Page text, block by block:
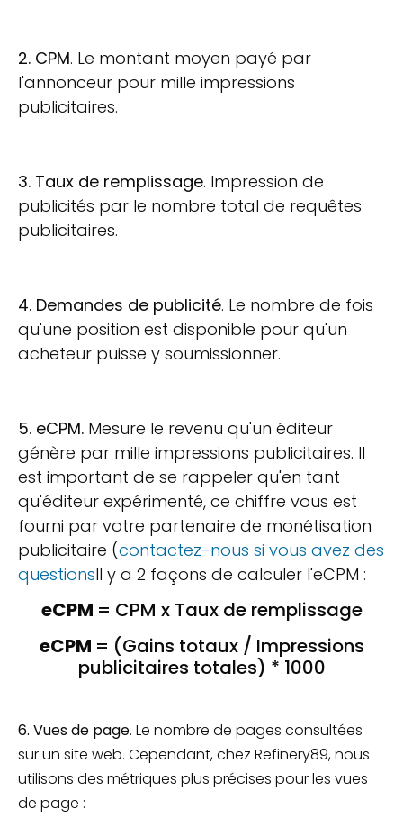
2. CPM. Le montant moyen payé par
l'annonceur pour mille impressions
publicitaires.
3. Taux de remplissage. Impression de
publicités par le nombre total de requêtes
publicitaires.
4. Demandes de publicité. Le nombre de fois
qu'une position est disponible pour qu'un
acheteur puisse y soumissionner.
5. eCPM. Mesure le revenu qu'un éditeur
génère par mille impressions publicitaires. Il
est important de se rappeler qu'en tant
qu'éditeur expérimenté, ce chiffre vous est
fourni par votre partenaire de monétisation
publicitaire (contactez-nous si vous avez des
questionsIl y a 2 façons de calculer l'eCPM :
eCPM = CPM x Taux de remplissage
eCPM = (Gains totaux / Impressions
publicitaires totales) * 1000
6. Vues de page. Le nombre de pages consultées
sur un site web. Cependant, chez Refinery89, nous
utilisons des métriques plus précises pour les vues
de page :